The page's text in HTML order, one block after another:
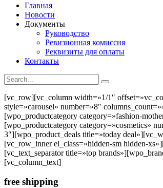
Главная
Новости
Документы
Руководство
Ревизионная комиссия
Реквизиты для оплаты
Контакты
[vc_row][vc_column width=»1/1″
style=»carousel» number=»8″
[wpo_productcategory category=»fashion-
[wpo_productcategory category=»cosmetics»
3″][wpo_product_deals title=»today
[vc_row_inner el_class=»hidden-sm hidden-
[vc_text_separator title=»top
[vc_column_text]
free shipping